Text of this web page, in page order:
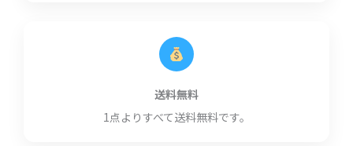
送料無料
1点よりすべて送料無料です。